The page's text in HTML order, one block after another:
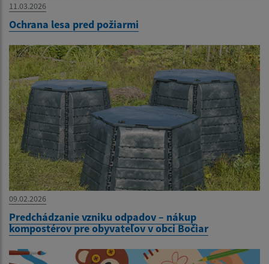
11.03.2026
Ochrana lesa pred požiarmi
09.02.2026
Predchádzanie vzniku odpadov – nákup
kompostérov pre obyvateľov v obci Bočiar